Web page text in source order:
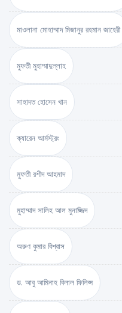
মাওলানা মোহাম্মাদ মিজানুর রহমান জাহেরী
মুফতী মুহাম্মাদুল্লাহ
সাহাদত হোসেন খান
ক্যারেন আর্মস্ট্রং
মুফতী রশীদ আহমাদ
মুহাম্মাদ সালিহ আল মুনাজ্জিদ
অরুণ কুমার বিশ্বাস
ড. আবু আমিনাহ বিলাল ফিলিপ্স